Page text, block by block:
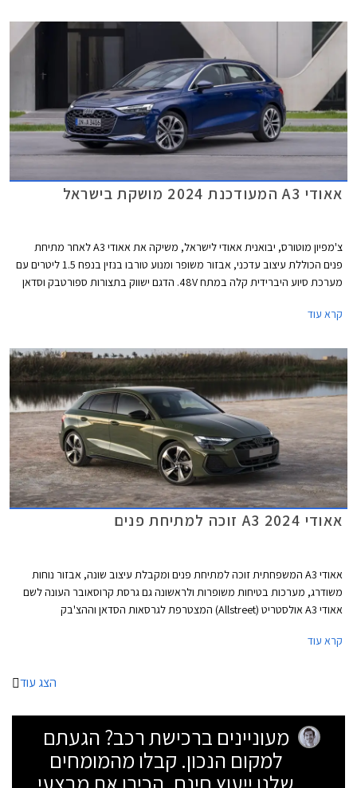
אאודי A3 המעודכנת 2024 מושקת בישראל
צ'מפיון מוטורס, יבואנית אאודי לישראל, משיקה את אאודי A3 לאחר מתיחת
פנים הכוללת עיצוב עדכני, אבזור משופר ומנוע טורבו בנזין בנפח 1.5 ליטרים עם
מערכת סיוע היברידית קלה במתח 48V. הדגם ישווק בתצורות ספורטבק וסדאן
פנאי שטח, לא מגיעה לישראל בשלב זה.
קרא עוד
אאודי A3 2024 זוכה למתיחת פנים
אאודי A3 המשפחתית זוכה למתיחת פנים ומקבלת עיצוב שונה, אבזור נוחות
משודרג, מערכות בטיחות משופרות ולראשונה גם גרסת קרוסאובר העונה לשם
אאודי A3 אולסטריט (Allstreet) המצטרפת לגרסאות הסדאן וההצ'בק
קרא עוד
הצג עוד
מעוניינים ברכישת רכב? הגעתם
למקום הנכון. קבלו מהמומחים